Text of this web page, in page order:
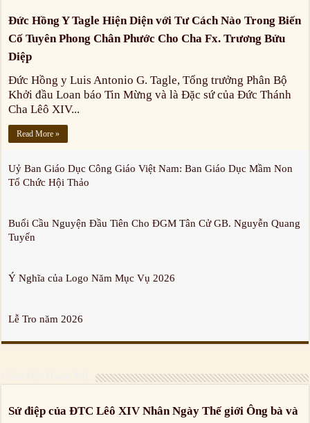
Đức Hồng Y Tagle Hiện Diện với Tư Cách Nào Trong Biến
Cố Tuyên Phong Chân Phước Cho Cha Fx. Trương Bửu
Diệp
Đức Hồng y Luis Antonio G. Tagle, Tổng trưởng Phân Bộ
Khởi đầu Loan báo Tin Mừng và là Đặc sứ của Đức Thánh
Cha Lêô XIV...
Read More »
Uỷ Ban Giáo Dục Công Giáo Việt Nam: Ban Giáo Dục Mầm Non
Tổ Chức Hội Thảo
Buổi Cầu Nguyện Đầu Tiên Cho ĐGM Tân Cử GB. Nguyễn Quang
Tuyến
Ý Nghĩa của Logo Năm Mục Vụ 2026
Lễ Tro năm 2026
Sứ điệp của ĐTC Lêô XIV Nhân Ngày Thế giới Ông bà và